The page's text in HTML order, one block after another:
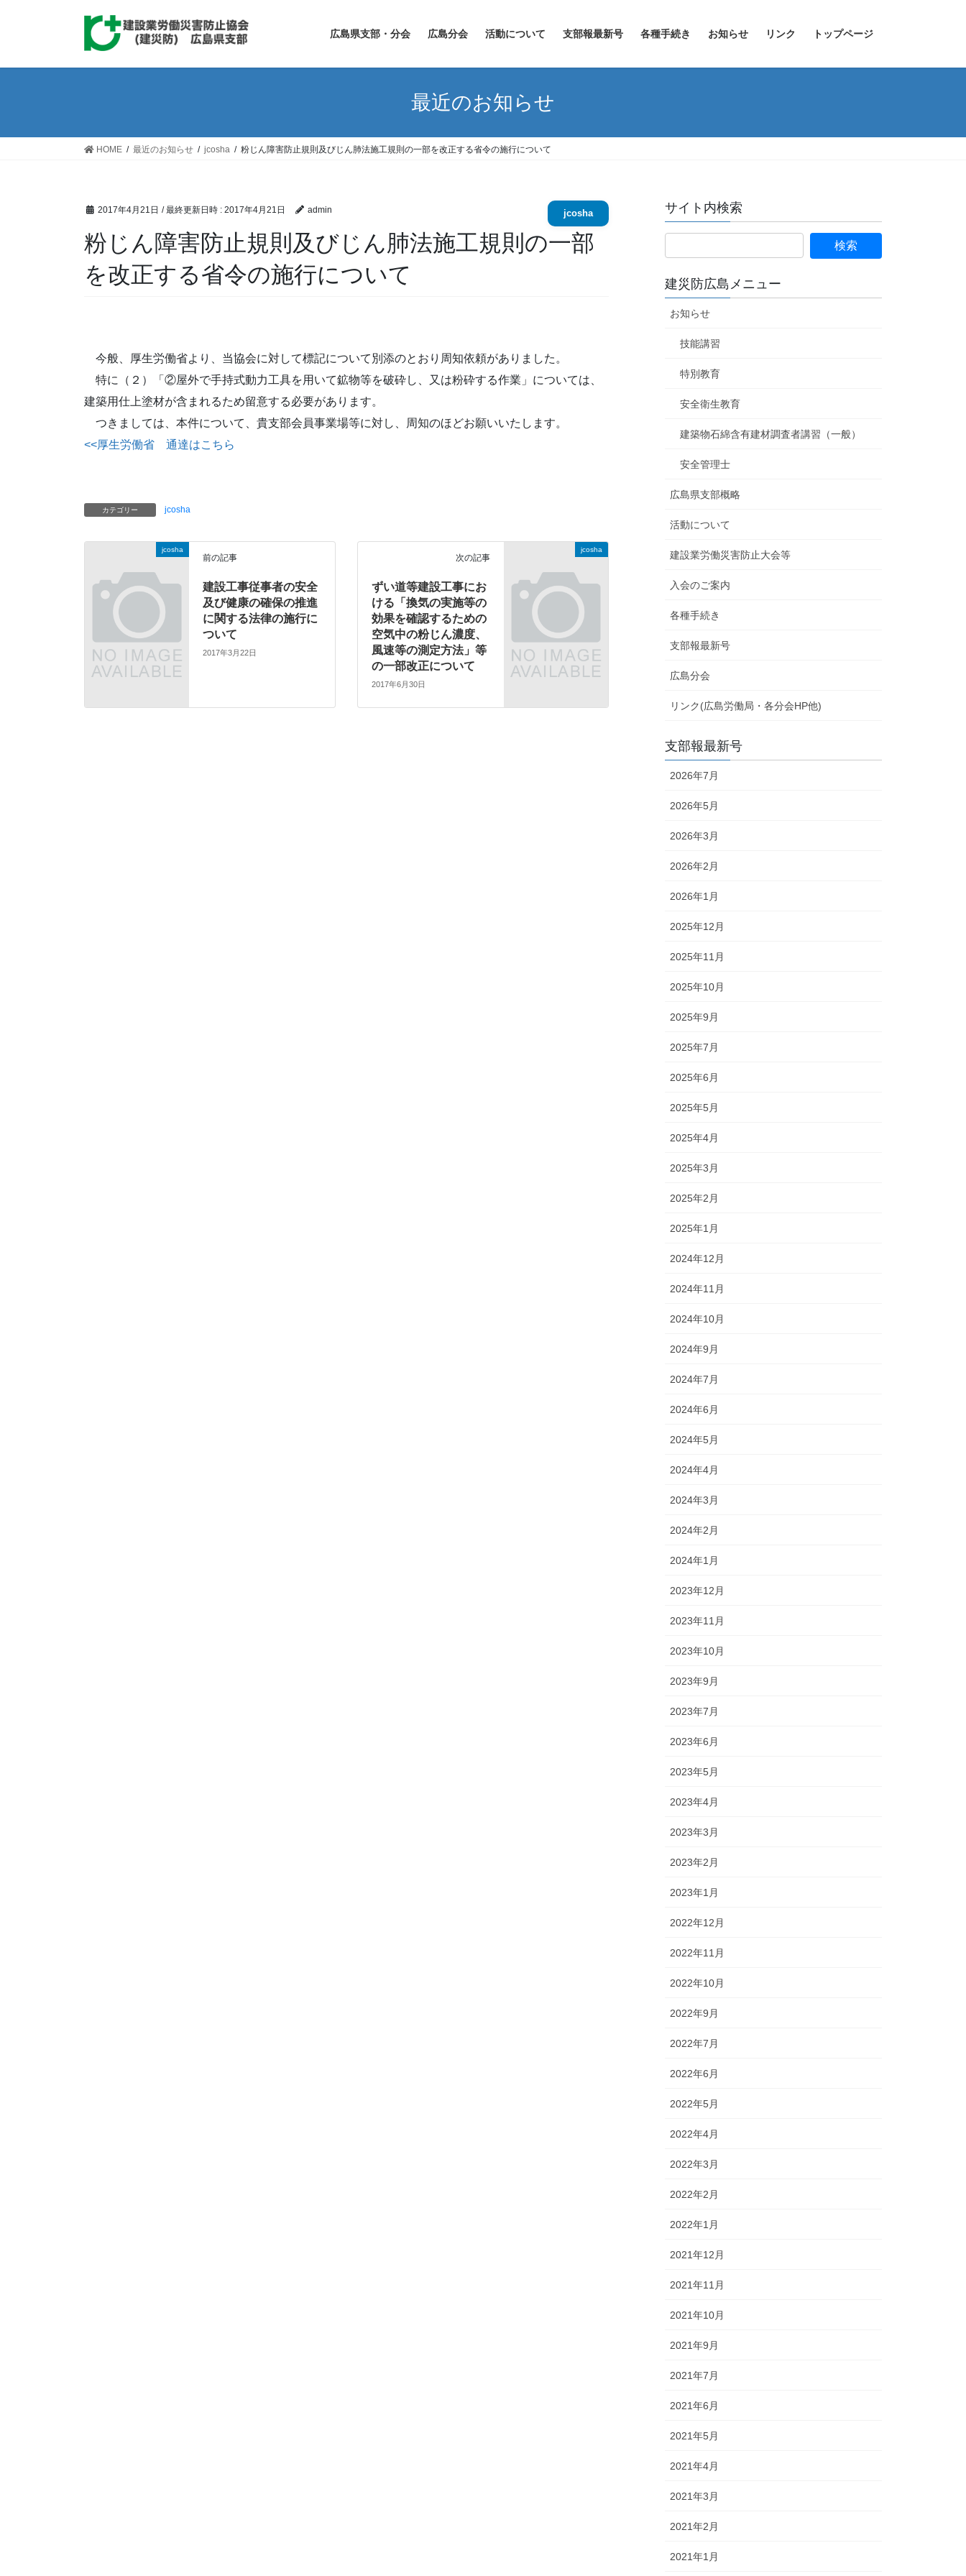
広島県支部・分会 広島分会 活動について 支部報最新号 各種手続き お知らせ リンク トップページ
最近のお知らせ
HOME 最近のお知らせ jcosha 粉じん障害防止規則及びじん肺法施工規則の一部を改正する省令の施行について
2017年4月21日 / 最終更新日時 : 2017年4月21日 admin jcosha
粉じん障害防止規則及びじん肺法施工規則の一部
を改正する省令の施行について
今般、厚生労働省より、当協会に対して標記について別添のとおり周知依頼がありました。
特に（２）「②屋外で手持式動力工具を用いて鉱物等を破砕し、又は粉砕する作業」については、
建築用仕上塗材が含まれるため留意する必要があります。
つきましては、本件について、貴支部会員事業場等に対し、周知のほどお願いいたします。
<<厚生労働省 通達はこちら
カテゴリー jcosha
jcosha
前の記事
建設工事従事者の安全
及び健康の確保の推進
に関する法律の施行に
ついて
2017年3月22日
jcosha
次の記事
ずい道等建設工事にお
ける「換気の実施等の
効果を確認するための
空気中の粉じん濃度、
風速等の測定方法」等
の一部改正について
2017年6月30日
サイト内検索
建災防広島メニュー
お知らせ
技能講習
特別教育
安全衛生教育
建築物石綿含有建材調査者講習（一般）
安全管理士
広島県支部概略
活動について
建設業労働災害防止大会等
入会のご案内
各種手続き
支部報最新号
広島分会
リンク(広島労働局・各分会HP他)
支部報最新号
2026年7月
2026年5月
2026年3月
2026年2月
2026年1月
2025年12月
2025年11月
2025年10月
2025年9月
2025年7月
2025年6月
2025年5月
2025年4月
2025年3月
2025年2月
2025年1月
2024年12月
2024年11月
2024年10月
2024年9月
2024年7月
2024年6月
2024年5月
2024年4月
2024年3月
2024年2月
2024年1月
2023年12月
2023年11月
2023年10月
2023年9月
2023年7月
2023年6月
2023年5月
2023年4月
2023年3月
2023年2月
2023年1月
2022年12月
2022年11月
2022年10月
2022年9月
2022年7月
2022年6月
2022年5月
2022年4月
2022年3月
2022年2月
2022年1月
2021年12月
2021年11月
2021年10月
2021年9月
2021年7月
2021年6月
2021年5月
2021年4月
2021年3月
2021年2月
2021年1月